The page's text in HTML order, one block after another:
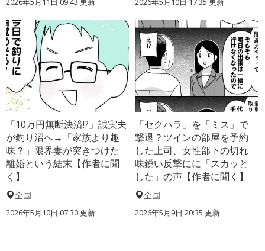
「10万円無断決済!?」誠実夫
が釣り沼へ→「家族より趣
味？」限界妻が突きつけた
離婚という結末【作者に聞
く】
全国
2026年5月10日 07:30 更新
「セクハラ」を「ミス」で
撃退？ツインの部屋を予約
した上司、女性部下の切れ
味鋭い反撃にに「スカッと
した」の声【作者に聞く】
全国
2026年5月9日 20:35 更新